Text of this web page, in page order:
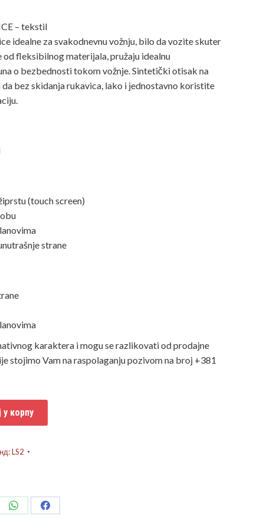
– tekstil
idealne za svakodnevnu vožnju, bilo da vozite skuter
fleksibilnog materijala, pružaju idealnu
o bezbednosti tokom vožnje. Sintetički otisak na
bez skidanja rukavica, lako i jednostavno koristite
(touch screen)
strane
karaktera i mogu se razlikovati od prodajne
stojimo Vam na raspolaganju pozivom na broj +381
у корпу
LS2
Share
Share